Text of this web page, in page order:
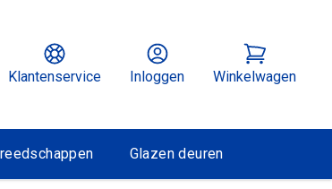
Klantenservice Inloggen Winkelwagen
Glazen deuren